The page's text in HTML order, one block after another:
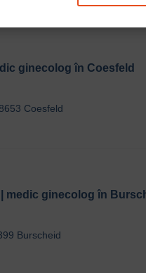
ginecolog în Coesfeld
Coesfeld
medic ginecolog în
Burscheid